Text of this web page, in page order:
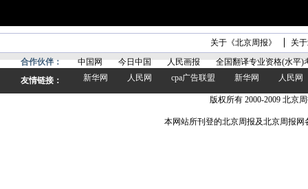
关于《北京周报》
关
合作伙伴：
中国网 今日中国 人民画报
全国翻译专业资格(水平)
友情链接：
新华网 人民网 cpa广告联盟 新华网 人民网
版权所有 2000-2009 北京
本网站所刊登的北京周报及北京周报